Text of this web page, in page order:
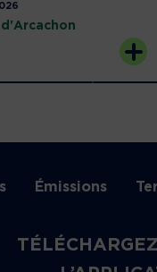
Émissions